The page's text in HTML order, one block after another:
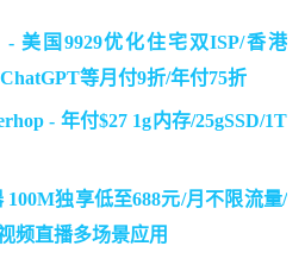
- 美国9929优化住宅双ISP/香港
等月付9折/年付75折
- 年付$27 1g内存/25gSSD/1T
独享低至688元/月不限流量/
频直播多场景应用